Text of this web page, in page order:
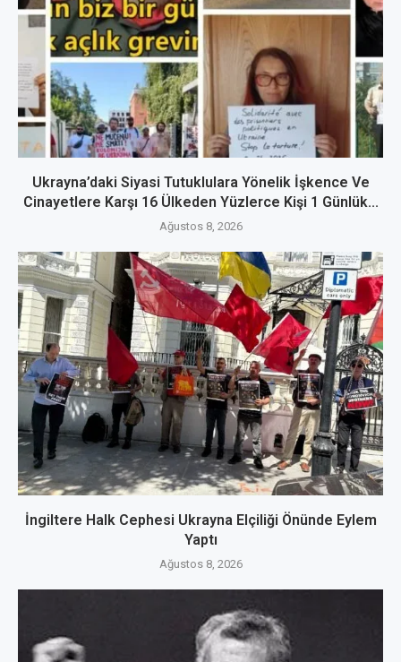
Ukrayna’daki Siyasi Tutuklulara Yönelik İşkence Ve
Cinayetlere Karşı 16 Ülkeden Yüzlerce Kişi 1 Günlük...
Ağustos 8, 2026
İngiltere Halk Cephesi Ukrayna Elçiliği Önünde Eylem
Yaptı
Ağustos 8, 2026